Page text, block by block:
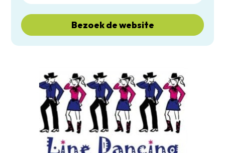
Bezoek de website